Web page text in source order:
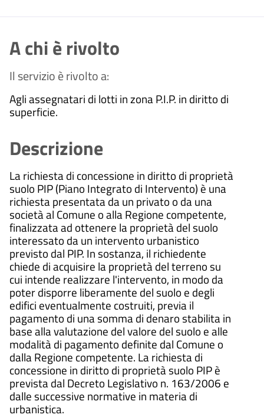
A chi è rivolto
Il servizio è rivolto a:
Agli assegnatari di lotti in zona P.I.P. in diritto di
superficie.
Descrizione
La richiesta di concessione in diritto di proprietà
suolo PIP (Piano Integrato di Intervento) è una
richiesta presentata da un privato o da una
società al Comune o alla Regione competente,
finalizzata ad ottenere la proprietà del suolo
interessato da un intervento urbanistico
previsto dal PIP. In sostanza, il richiedente
chiede di acquisire la proprietà del terreno su
cui intende realizzare l'intervento, in modo da
poter disporre liberamente del suolo e degli
edifici eventualmente costruiti, previa il
pagamento di una somma di denaro stabilita in
base alla valutazione del valore del suolo e alle
modalità di pagamento definite dal Comune o
dalla Regione competente. La richiesta di
concessione in diritto di proprietà suolo PIP è
prevista dal Decreto Legislativo n. 163/2006 e
dalle successive normative in materia di
urbanistica.